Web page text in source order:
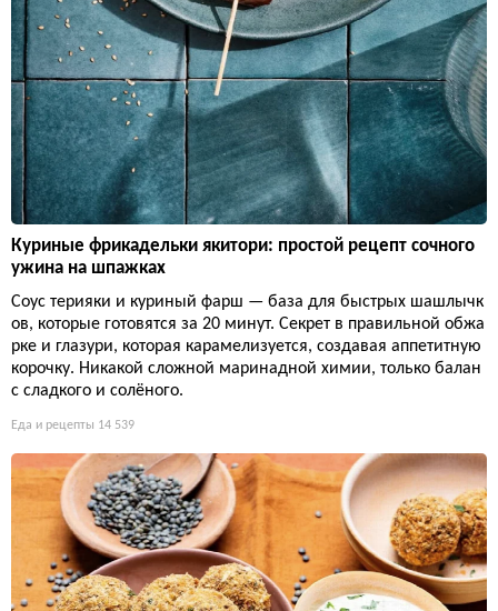
Куриные фрикадельки якитори: простой рецепт сочного
ужина на шпажках
Соус терияки и куриный фарш — база для быстрых шашлычк
ов, которые готовятся за 20 минут. Секрет в правильной обжа
рке и глазури, которая карамелизуется, создавая аппетитную
корочку. Никакой сложной маринадной химии, только балан
с сладкого и солёного.
Еда и рецепты 14 539